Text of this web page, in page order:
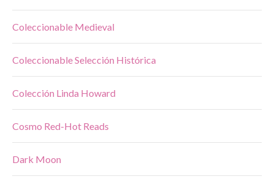
Coleccionable Medieval
Coleccionable Selección Histórica
Colección Linda Howard
Cosmo Red-Hot Reads
Dark Moon